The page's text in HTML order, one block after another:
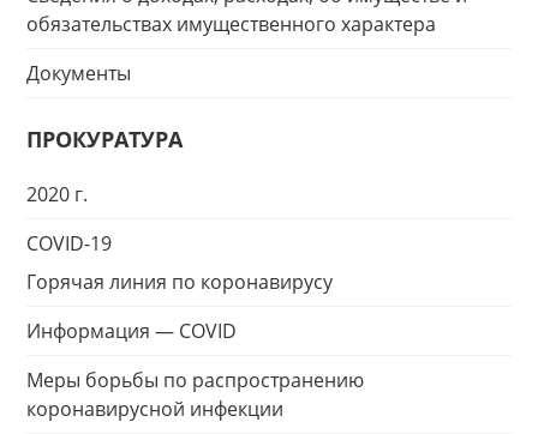
обязательствах имущественного характера
Документы
ПРОКУРАТУРА
2020 г.
COVID-19
Горячая линия по коронавирусу
Информация — COVID
Меры борьбы по распространению
коронавирусной инфекции